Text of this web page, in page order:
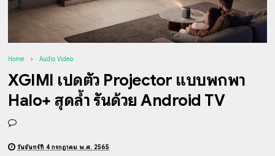
Home Audio Video
XGIMI เปิดตัว Projector แบบพกพา
Halo+ สุดล้ำ รันด้วย Android TV
วันจันทร์ที่ 4 กรกฎาคม พ.ศ. 2565